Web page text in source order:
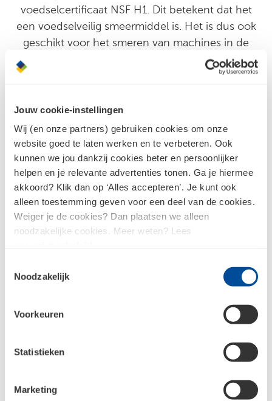
Jouw cookie-instellingen
Wij (en onze partners) gebruiken cookies om onze
website goed te laten werken en te verbeteren. Ook
kunnen we jou dankzij cookies beter en persoonlijker
helpen en je relevante advertenties tonen. Ga je hiermee
akkoord? Klik dan op ‘Alles accepteren’. Je kunt ook
alleen toestemming geven voor een deel van de cookies.
Weiger je de cookies? Dan plaatsen we alleen
noodzakelijke cookies. Meer weten? Lees
Noodzakelijk
Voorkeuren
Statistieken
Marketing
voedselcertificaat NSF H1. Dit betekent dat het
een voedselveilig smeermiddel is. Het is dus ook
geschikt voor het smeren van machines in de
voedingsmiddelenindustrie en in de (biologische)
land- en tuinbouw. Dit product bevat geen PFAS,
kankerverwekkend of hormoonverstorend. Wel is
het biologisch afbreekbaar en huidvriendelijk.
Daardoor is het veilig voor water en aarde en voor
mens en dier. De OL50 is verkrijgbaar in
sprayflacons van 400 ml. Wil je hier meer over
weten?
Lees dit blog
Met Wood Bliss behandel je hout effectief en op
een natuurlijke manier tegen o.a. (de larven van)
de huisboktor, houtworm, termieten, huis- en
direct en gaat nieuwe aantasting tegen. Zo werkt